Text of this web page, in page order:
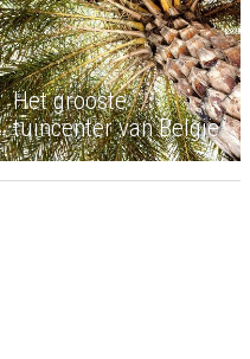
Het grooste
tuincenter van België